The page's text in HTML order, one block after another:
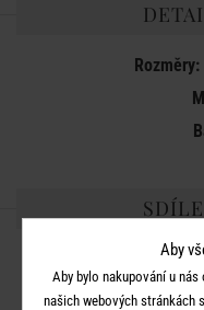
Rozměry:
Aby
Aby bylo nakupování u
našich webových stránkách